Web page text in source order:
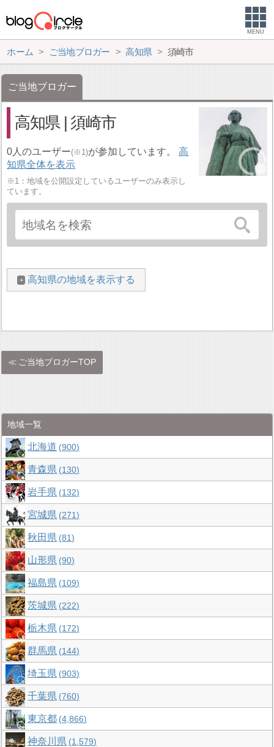
MENU
ホーム ご当地ブロガー 高知県 須崎市
ご当地ブロガー
高知県 | 須崎市
0人のユーザー(※1)が参加しています。高
知県全体を表示
※1：地域を公開設定しているユーザーのみ表示し
ています。
高知県の地域を表示する
ご当地ブロガーTOP
地域一覧
北海道 900
青森県 130
岩手県 132
宮城県 271
秋田県 81
山形県 90
福島県 109
茨城県 222
栃木県 172
群馬県 144
埼玉県 903
千葉県 760
東京都 4,866
神奈川県 1,579